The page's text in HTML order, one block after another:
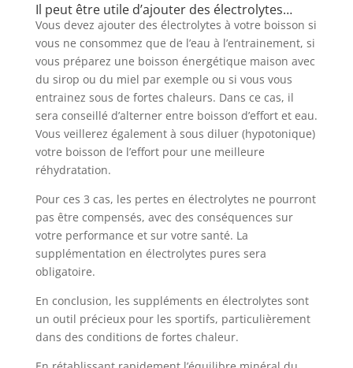
Il peut être utile d’ajouter des électrolytes…
Vous devez ajouter des électrolytes à votre boisson si
vous ne consommez que de l’eau à l’entrainement, si
vous préparez une boisson énergétique maison avec
du sirop ou du miel par exemple ou si vous vous
entrainez sous de fortes chaleurs. Dans ce cas, il
sera conseillé d’alterner entre boisson d’effort et eau.
Vous veillerez également à sous diluer (hypotonique)
votre boisson de l’effort pour une meilleure
réhydratation.
Pour ces 3 cas, les pertes en électrolytes ne pourront
pas être compensés, avec des conséquences sur
votre performance et sur votre santé. La
supplémentation en électrolytes pures sera
obligatoire.
En conclusion, les suppléments en électrolytes sont
un outil précieux pour les sportifs, particulièrement
dans des conditions de fortes chaleur.